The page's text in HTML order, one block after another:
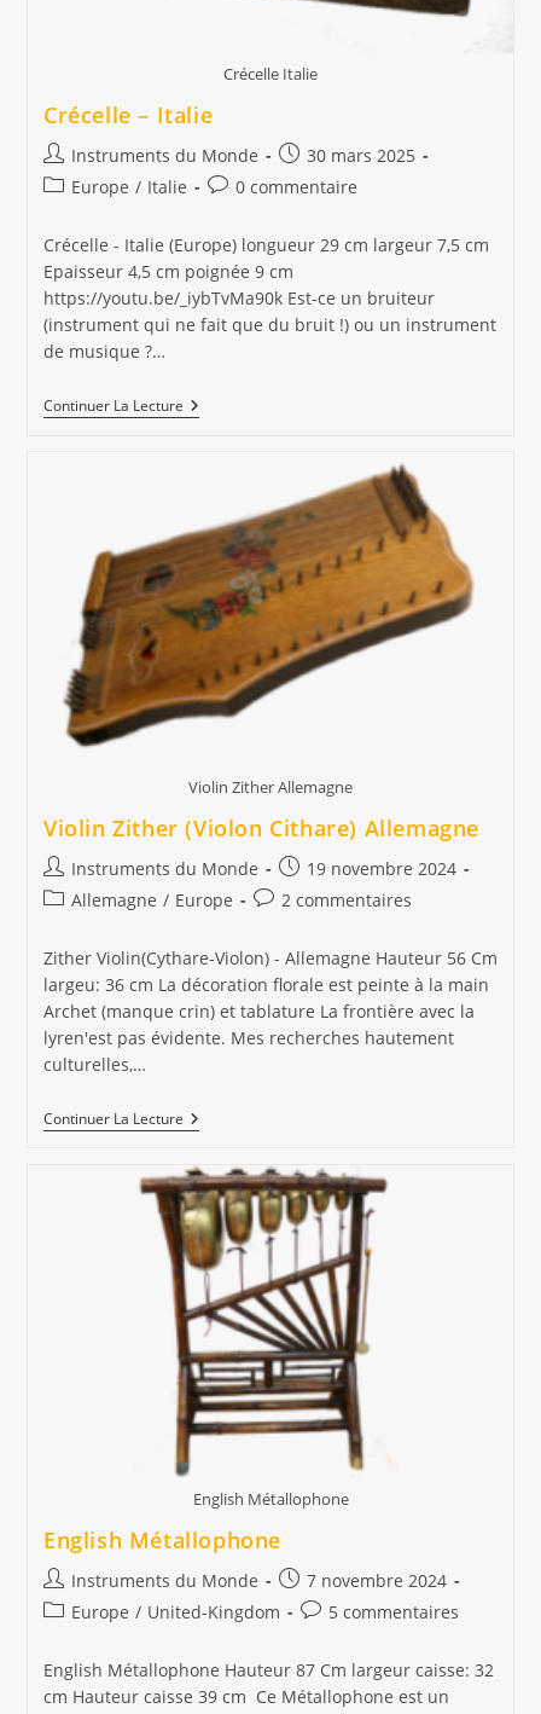
Crécelle Italie
Crécelle – Italie
Auteur/autrice
de
Instruments du Monde
Publication
publiée :
30 mars 2025
PostEurope / Italie
Commentaires
la
publication :
0 commentaire
Crécelle - Italie (Europe) longueur 29 cm largeur 7,5 cm
Epaisseur 4,5 cm poignée 9 cm
https://youtu.be/_iybTvMa90k Est-ce un bruiteur
(instrument qui ne fait que du bruit !) ou un instrument
de musique ?…
Continuer La LectureCrécelle
–
Violin Zither Allemagne
Violin Zither (Violon Cithare) Allemagne
Auteur/autrice
de
Instruments du Monde
Publication
publiée :
19 novembre 2024
PostAllemagne / Europe
Commentaires
la
publication :
2 commentaires
Zither Violin(Cythare-Violon) - Allemagne Hauteur 56 Cm
largeu: 36 cm La décoration florale est peinte à la main
Archet (manque crin) et tablature La frontière avec la
lyren'est pas évidente. Mes recherches hautement
culturelles,…
Continuer La LectureViolin
Zither
Cithare)
Allemagne
English Métallophone
English Métallophone
Auteur/autrice
de
Instruments du Monde
Publication
publiée :
7 novembre 2024
PostEurope / United-Kingdom
Commentaires
la
publication :
5 commentaires
English Métallophone Hauteur 87 Cm largeur caisse: 32
cm Hauteur caisse 39 cm Ce Métallophone est un